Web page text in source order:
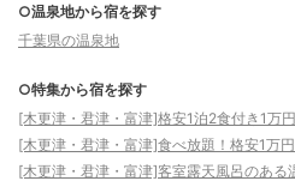
○温泉地から宿を探す
千葉県の温泉地
○特集から宿を探す
[木更津・君津・富津]格安1泊2食付き1万
[木更津・君津・富津]食べ放題！格安1万
[木更津・君津・富津]客室露天風呂のある